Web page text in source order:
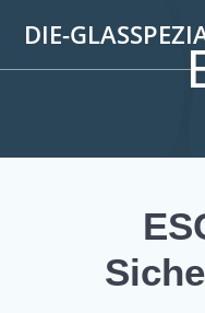
DIE-